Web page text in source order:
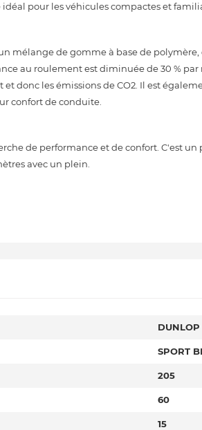
pour les véhicules compactes et
mélange de gomme à base de
au roulement est diminuée de 30 % par
donc les émissions de CO2. Il est
confort de conduite.
de performance et de confort. C'est
avec un plein.
DUNLOP
SPORT
205
60
15